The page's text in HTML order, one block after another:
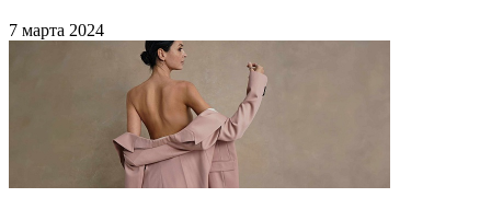
7 марта 2024